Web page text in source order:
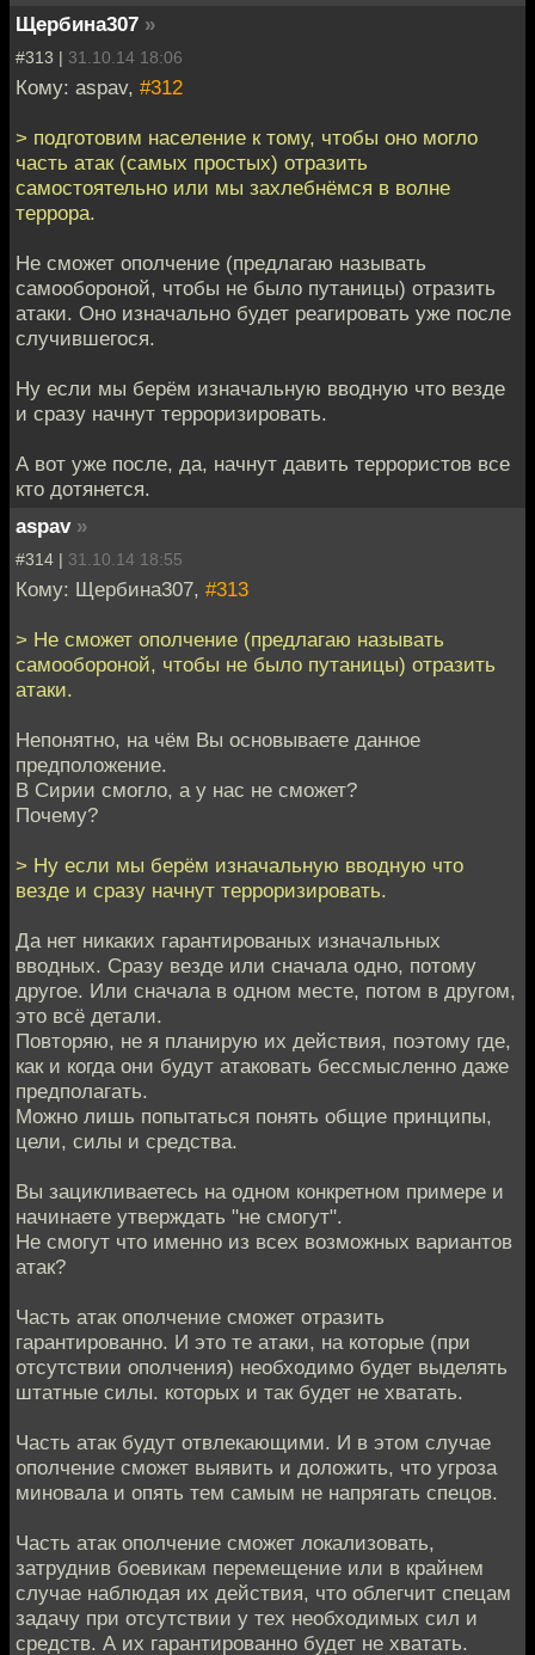
Щербина307 »
#313 | 31.10.14 18:06
Кому: aspav, #312
> подготовим население к тому, чтобы оно могло
часть атак (самых простых) отразить
самостоятельно или мы захлебнёмся в волне
террора.
Не сможет ополчение (предлагаю называть
самообороной, чтобы не было путаницы) отразить
атаки. Оно изначально будет реагировать уже после
случившегося.
Ну если мы берём изначальную вводную что везде
и сразу начнут терроризировать.
А вот уже после, да, начнут давить террористов все
кто дотянется.
aspav »
#314 | 31.10.14 18:55
Кому: Щербина307, #313
> Не сможет ополчение (предлагаю называть
самообороной, чтобы не было путаницы) отразить
атаки.
Непонятно, на чём Вы основываете данное
предположение.
В Сирии смогло, а у нас не сможет?
Почему?
> Ну если мы берём изначальную вводную что
везде и сразу начнут терроризировать.
Да нет никаких гарантированых изначальных
вводных. Сразу везде или сначала одно, потому
другое. Или сначала в одном месте, потом в другом,
это всё детали.
Повторяю, не я планирую их действия, поэтому где,
как и когда они будут атаковать бессмысленно даже
предполагать.
Можно лишь попытаться понять общие принципы,
цели, силы и средства.
Вы зацикливаетесь на одном конкретном примере и
начинаете утверждать "не смогут".
Не смогут что именно из всех возможных вариантов
атак?
Часть атак ополчение сможет отразить
гарантированно. И это те атаки, на которые (при
отсутствии ополчения) необходимо будет выделять
штатные силы. которых и так будет не хватать.
Часть атак будут отвлекающими. И в этом случае
ополчение сможет выявить и доложить, что угроза
миновала и опять тем самым не напрягать спецов.
Часть атак ополчение сможет локализовать,
затруднив боевикам перемещение или в крайнем
случае наблюдая их действия, что облегчит спецам
задачу при отсутствии у тех необходимых сил и
средств. А их гарантированно будет не хватать.